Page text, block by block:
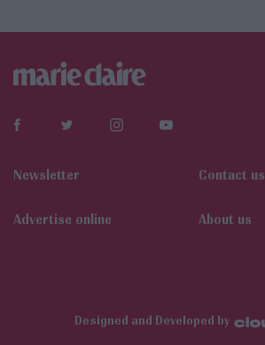
Newsletter Contact us
Αdvertise online About us
Designed and Developed by